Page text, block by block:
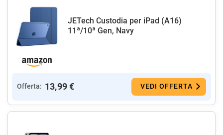
JETech Custodia per iPad (A16)
11ª/10ª Gen, Navy
Offerta: 13,99 € VEDI OFFERTA